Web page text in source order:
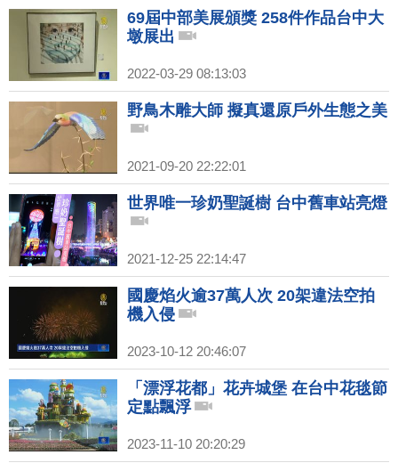
69屆中部美展頒獎 258件作品台中大
墩展出
2022-03-29 08:13:03
野鳥木雕大師 擬真還原戶外生態之美
2021-09-20 22:22:01
世界唯一珍奶聖誕樹 台中舊車站亮燈
2021-12-25 22:14:47
國慶焰火逾37萬人次 20架違法空拍
機入侵
2023-10-12 20:46:07
「漂浮花都」花卉城堡 在台中花毯節
定點飄浮
2023-11-10 20:20:29